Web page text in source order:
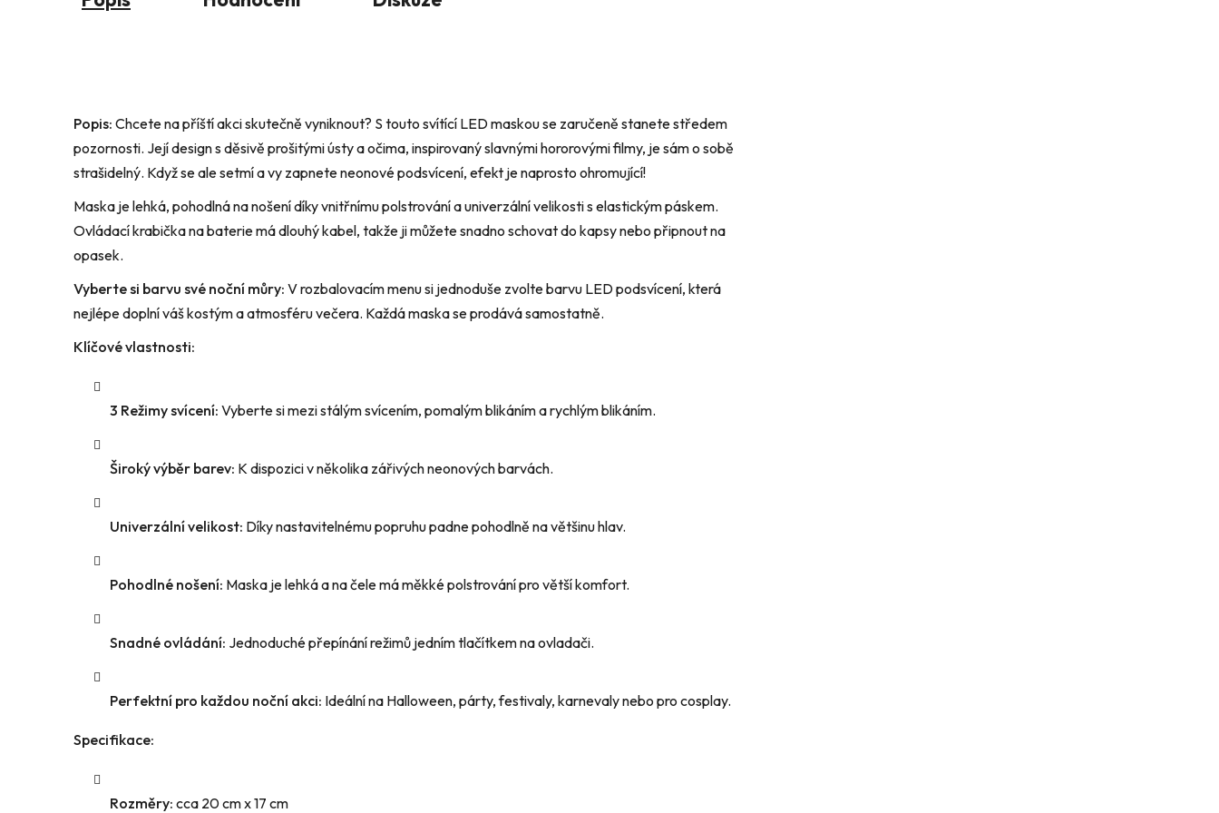
Popis: Chcete na příští akci skutečně vyniknout? S touto svítící LED maskou se zaručeně stanete středem
pozornosti. Její design s děsivě prošitými ústy a očima, inspirovaný slavnými hororovými filmy, je sám o sobě
strašidelný. Když se ale setmí a vy zapnete neonové podsvícení, efekt je naprosto ohromující!
Maska je lehká, pohodlná na nošení díky vnitřnímu polstrování a univerzální velikosti s elastickým páskem.
Ovládací krabička na baterie má dlouhý kabel, takže ji můžete snadno schovat do kapsy nebo připnout na
opasek.
Vyberte si barvu své noční můry: V rozbalovacím menu si jednoduše zvolte barvu LED podsvícení, která
nejlépe doplní váš kostým a atmosféru večera. Každá maska se prodává samostatně.
Klíčové vlastnosti:
3 Režimy svícení: Vyberte si mezi stálým svícením, pomalým blikáním a rychlým blikáním.
Široký výběr barev: K dispozici v několika zářivých neonových barvách.
Univerzální velikost: Díky nastavitelnému popruhu padne pohodlně na většinu hlav.
Pohodlné nošení: Maska je lehká a na čele má měkké polstrování pro větší komfort.
Snadné ovládání: Jednoduché přepínání režimů jedním tlačítkem na ovladači.
Perfektní pro každou noční akci: Ideální na Halloween, párty, festivaly, karnevaly nebo pro cosplay.
Specifikace:
Rozměry: cca 20 cm x 17 cm